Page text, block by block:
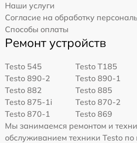
Наши услуги
Согласие на обработку
Способы оплаты
Ремонт устройств
Testo 545
Testo T185
Testo 890-2
Testo 890-1
Testo 882
Testo 885
Testo 875-1i
Testo 870-2
Testo 870-1
Testo 869
Мы занимаемся ремонтом и
обслуживанием техники Testo по